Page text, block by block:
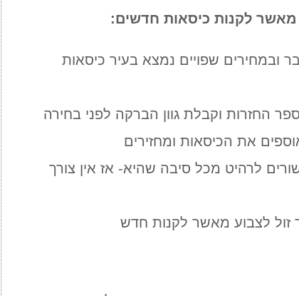
לקנות כיסאות חדשים:
ובמחירים שפויים נמצא בעיר כיסאות
החזרות וקבלת גוון הברקה לפני בחירה
את הכיסאות ומחזירים
לרהיט מכל סיבה שהיא- אז אין צורך
זול לצבוע מאשר לקנות חדש